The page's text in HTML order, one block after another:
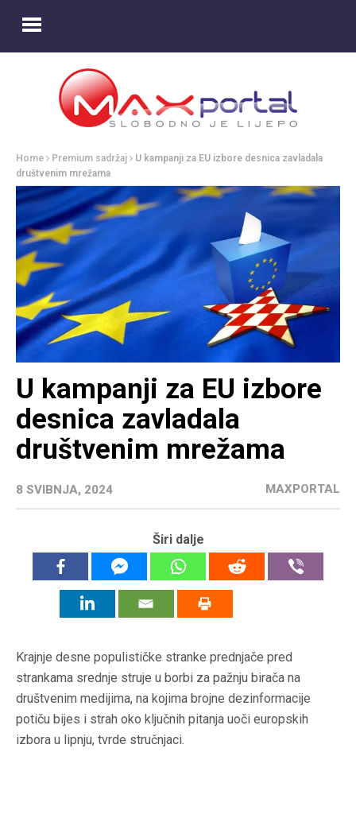
Home Premium sadržaj
U kampanji za EU izbore desnica zavladala
društvenim mrežama
U kampanji za EU izbore
desnica zavladala
društvenim mrežama
8 SVIBNJA, 2024 MAXPORTAL
Širi dalje
Krajnje desne populističke stranke prednjače pred
strankama srednje struje u borbi za pažnju birača na
društvenim medijima, na kojima brojne dezinformacije
potiču bijes i strah oko ključnih pitanja uoči europskih
izbora u lipnju, tvrde stručnjaci.